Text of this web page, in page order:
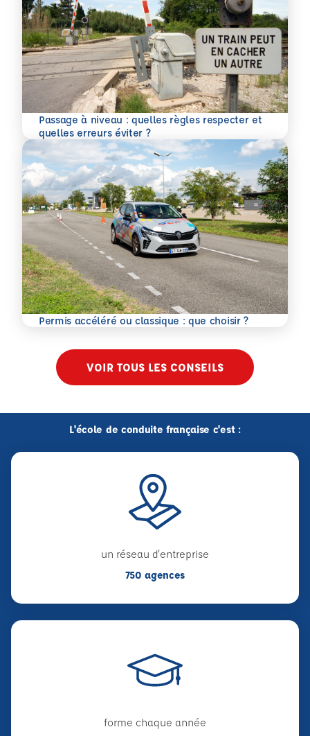
Passage à niveau : quelles règles respecter et
quelles erreurs éviter ?
En savoir plus
Permis accéléré ou classique : que choisir ?
En savoir plus
VOIR TOUS LES CONSEILS
L'école de conduite française c'est :
un réseau d'entreprise
750 agences
forme chaque année